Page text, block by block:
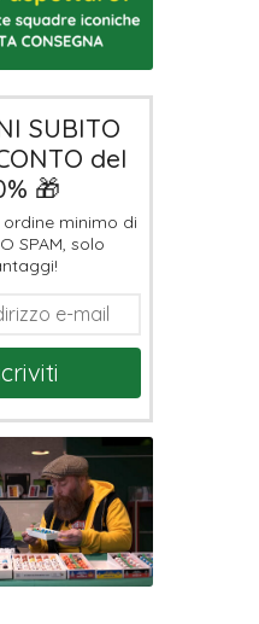
SUBITO
del
🎁
minimo di
SPAM, solo